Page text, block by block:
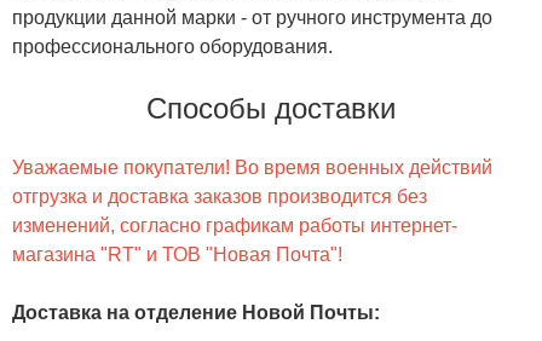
продукции данной марки - от ручного инструмента до
профессионального оборудования.
Способы доставки
Уважаемые покупатели! Во время военных действий
отгрузка и доставка заказов производится без
изменений, согласно графикам работы интернет-
магазина "RT" и ТОВ "Новая Почта"!
Доставка на отделение Новой Почты: